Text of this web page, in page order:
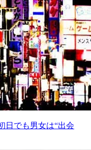
日でも男女は“出会